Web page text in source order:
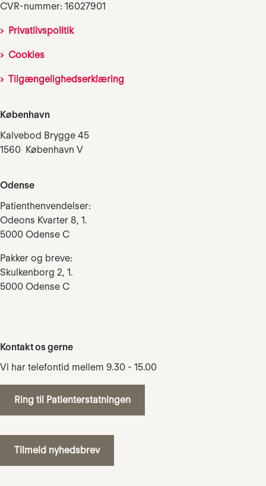
CVR-nummer: 16027901
Privatlivspolitik
Cookies
Tilgængelighedserklæring
København
Kalvebod Brygge 45
1560 København V
Odense
Patienthenvendelser:
Odeons Kvarter 8, 1.
5000 Odense C
Pakker og breve:
Skulkenborg 2, 1.
5000 Odense C
Kontakt os gerne
Vi har telefontid mellem 9.30 - 15.00
Ring til Patienterstatningen
Tilmeld nyhedsbrev